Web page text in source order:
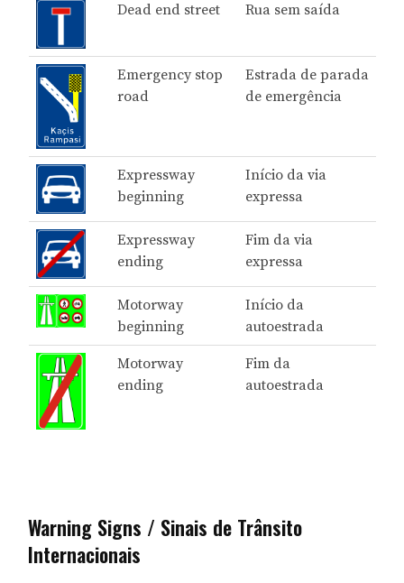
Dead end street Rua sem saída
Emergency stop
road
Estrada de parada
de emergência
Expressway
beginning
Início da via
expressa
Expressway
ending
Fim da via
expressa
Motorway
beginning
Início da
autoestrada
Motorway
ending
Fim da
autoestrada
Warning Signs / Sinais de Trânsito
Internacionais